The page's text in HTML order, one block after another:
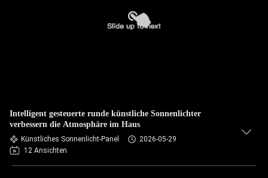
Intelligent gesteuerte runde künstliche Sonnenlichter
verbessern die Atmosphäre im Haus
Künstliches Sonnenlicht-Panel
2026-05-29
12 Ansichten